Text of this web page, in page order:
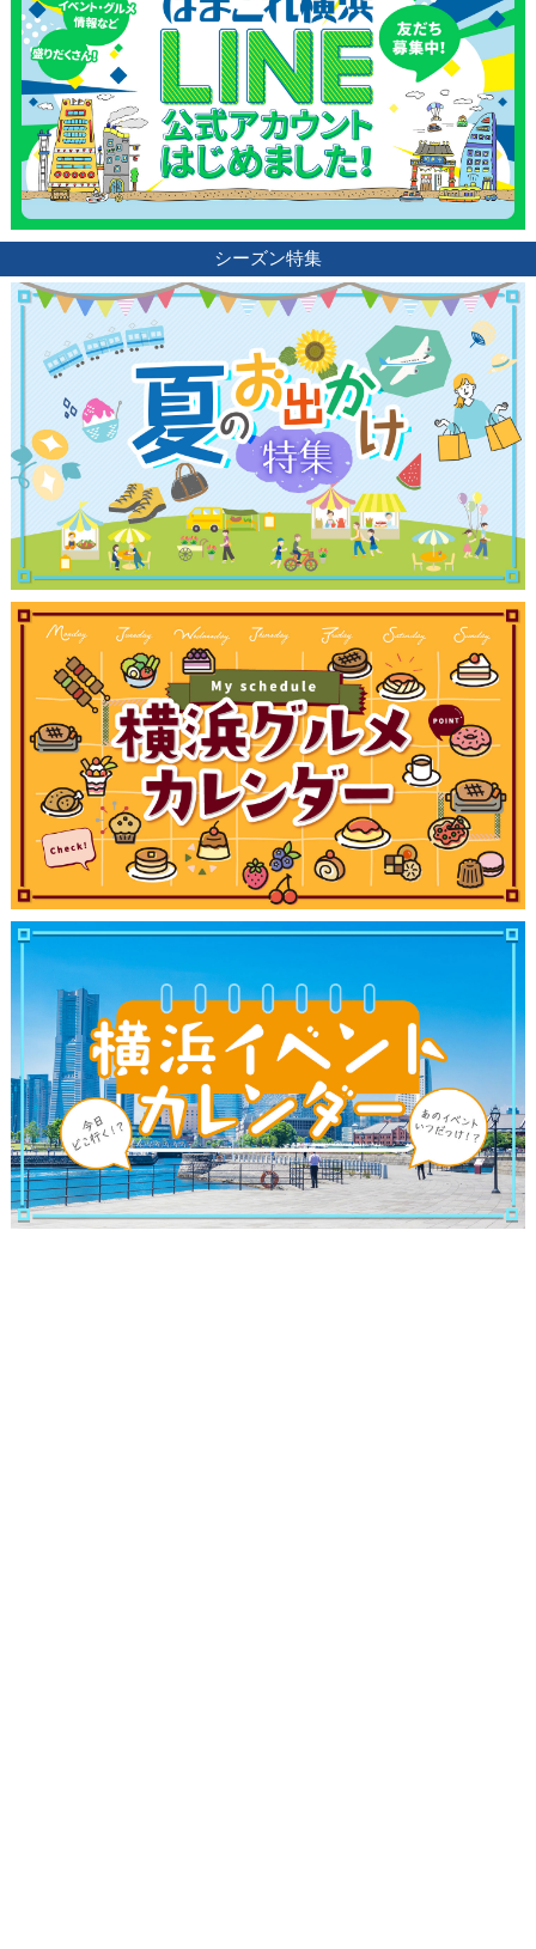
シーズン特集
ブログ記事
サイトについて